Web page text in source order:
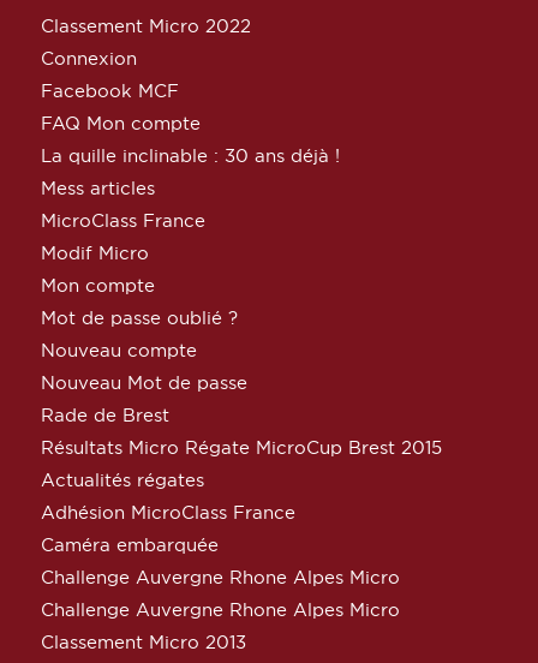
Classement Micro 2022
Connexion
Facebook MCF
FAQ Mon compte
La quille inclinable : 30 ans déjà !
Mess articles
MicroClass France
Modif Micro
Mon compte
Mot de passe oublié ?
Nouveau compte
Nouveau Mot de passe
Rade de Brest
Résultats Micro Régate MicroCup Brest 2015
Actualités régates
Adhésion MicroClass France
Caméra embarquée
Challenge Auvergne Rhone Alpes Micro
Challenge Auvergne Rhone Alpes Micro
Classement Micro 2013